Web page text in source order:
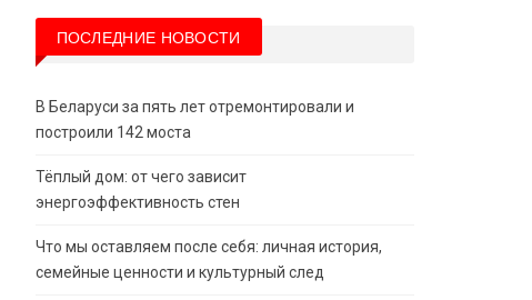
ПОСЛЕДНИЕ НОВОСТИ
В Беларуси за пять лет отремонтировали и
построили 142 моста
Тёплый дом: от чего зависит
энергоэффективность стен
Что мы оставляем после себя: личная история,
семейные ценности и культурный след